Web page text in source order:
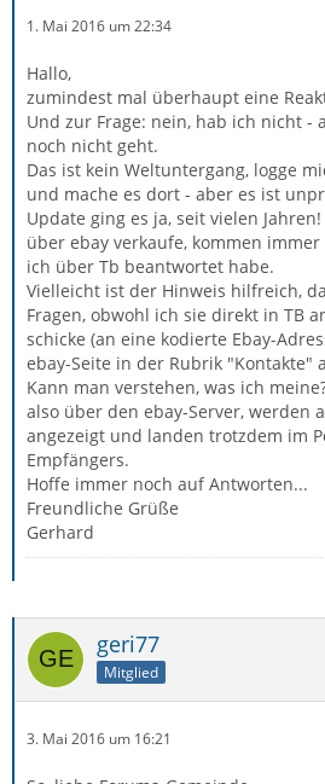
1. Mai 2016 um 22:34
Hallo,
zumindest mal überhaupt eine
Und zur Frage: nein, hab ich nicht -
noch nicht geht.
Das ist kein Weltuntergang, logge
und mache es dort - aber es ist
Update ging es ja, seit vielen
über ebay verkaufe, kommen
ich über Tb beantwortet habe.
Vielleicht ist der Hinweis hilfreich,
Fragen, obwohl ich sie direkt in TB
schicke (an eine kodierte Ebay-
ebay-Seite in der Rubrik "Kontakte"
Kann man verstehen, was ich
also über den ebay-Server, werden
angezeigt und landen trotzdem im
Empfängers.
Hoffe immer noch auf Antworten...
Freundliche Grüße
Gerhard
geri77
Mitglied
3. Mai 2016 um 16:21